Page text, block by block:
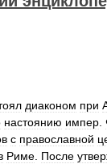
диаконом при
настоянию импер
с православной
Риме После